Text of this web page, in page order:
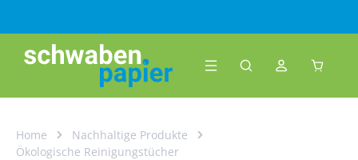
Home
Nachhaltige Produkte
Ökologische Reinigungstücher